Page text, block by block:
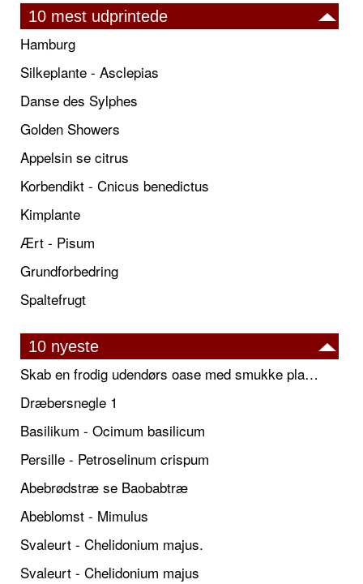
10 mest udprintede
Hamburg
Silkeplante - Asclepias
Danse des Sylphes
Golden Showers
Appelsin se citrus
Korbendikt - Cnicus benedictus
Kimplante
Ært - Pisum
Grundforbedring
Spaltefrugt
10 nyeste
Skab en frodig udendørs oase med smukke plantekrukker og elegante espalier
Dræbersnegle 1
Basilikum - Ocimum basilicum
Persille - Petroselinum crispum
Abebrødstræ se Baobabtræ
Abeblomst - Mimulus
Svaleurt - Chelidonium majus.
Svaleurt - Chelidonium majus